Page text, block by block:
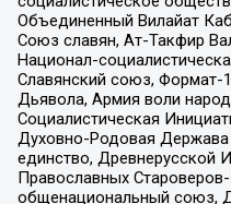
Объединенный Вилайат
Союз славян, Ат-Такфир
Национал-
Славянский союз, Формат-
Дьявола, Армия воли
Социалистическая
Духовно-Родовая Держава
единство, Древнерусской
Православных
общенациональный союз,